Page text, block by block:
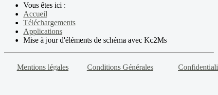
Vous êtes ici :
Accueil
Téléchargements
Applications
Mise à jour d'éléments de schéma avec Kc2Ms
Mentions légales Conditions Générales